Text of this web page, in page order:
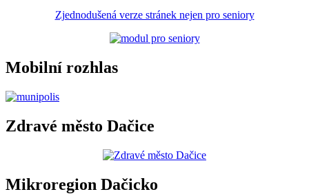
Zjednodušená verze stránek nejen pro seniory
Mobilní rozhlas
Zdravé město Dačice
Mikroregion Dačicko